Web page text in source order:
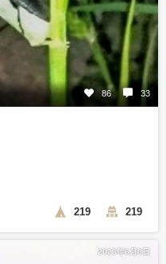
86 33
219 219
2023年6月6日